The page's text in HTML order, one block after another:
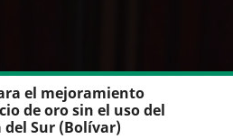
el mejoramiento
de oro sin el uso del
del Sur (Bolívar)